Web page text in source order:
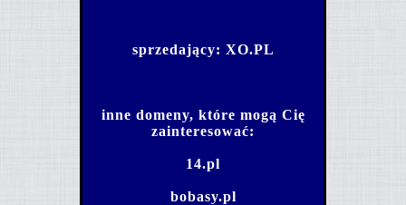
sprzedający: XO.PL
inne domeny, które mogą Cię
zainteresować:
14.pl
bobasy.pl